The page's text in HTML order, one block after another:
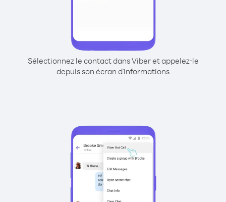
Sélectionnez le contact dans Viber et appelez-le
depuis son écran d'informations